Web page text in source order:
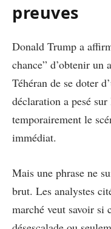
preuves
Donald Trump a
chance” d’obtenir un
Téhéran de se doter
déclaration a pesé
temporairement le
immédiat.
Mais une phrase ne
brut. Les analystes
marché veut savoir si